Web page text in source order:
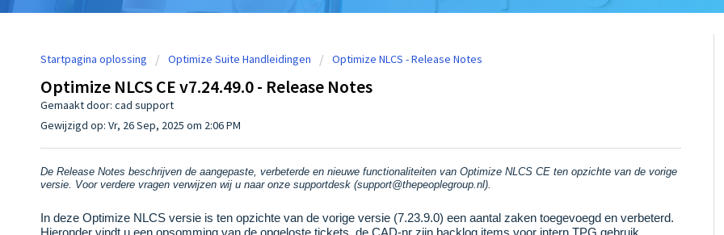
Startpagina oplossing Optimize Suite Handleidingen Optimize NLCS - Release Notes
Optimize NLCS CE v7.24.49.0 - Release Notes
Gemaakt door: cad support
Gewijzigd op: Vr, 26 Sep, 2025 om 2:06 PM
De Release Notes beschrijven de aangepaste, verbeterde en nieuwe functionaliteiten van Optimize NLCS CE ten opzichte van de vorige
versie. Voor verdere vragen verwijzen wij u naar onze supportdesk (support@thepeoplegroup.nl).
In deze Optimize NLCS versie is ten opzichte van de vorige versie (7.23.9.0) een aantal zaken toegevoegd en verbeterd.
Hieronder vindt u een opsomming van de opgeloste tickets, de CAD-nr zijn backlog items voor intern TPG gebruik.